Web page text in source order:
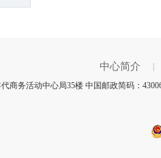
中心简介
商务活动中心局35楼 中国邮政简码：